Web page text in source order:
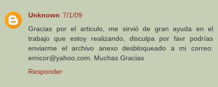
Unknown 7/1/09
Gracias por el articulo, me sirvió de gran ayuda en el
trabajo que estoy realizando, disculpa por favr podrías
enviarme el archivo anexo desbloqueado a mi correo:
emicor@yahoo.com, Muchas Gracias
Responder